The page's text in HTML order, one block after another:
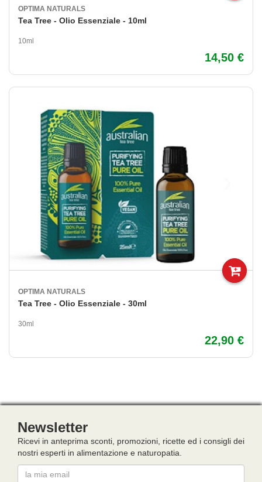
OPTIMA NATURALS
Tea Tree - Olio Essenziale - 10ml
10ml
14,50 €
OPTIMA NATURALS
Tea Tree - Olio Essenziale - 30ml
30ml
22,90 €
Newsletter
Ricevi in anteprima sconti, promozioni, ricette ed i consigli dei
nostri esperti in alimentazione e naturopatia.
Email